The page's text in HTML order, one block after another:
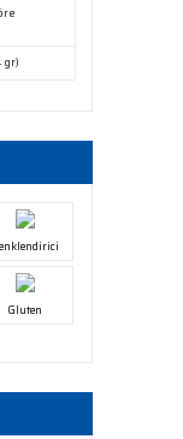
gr)
Gluten